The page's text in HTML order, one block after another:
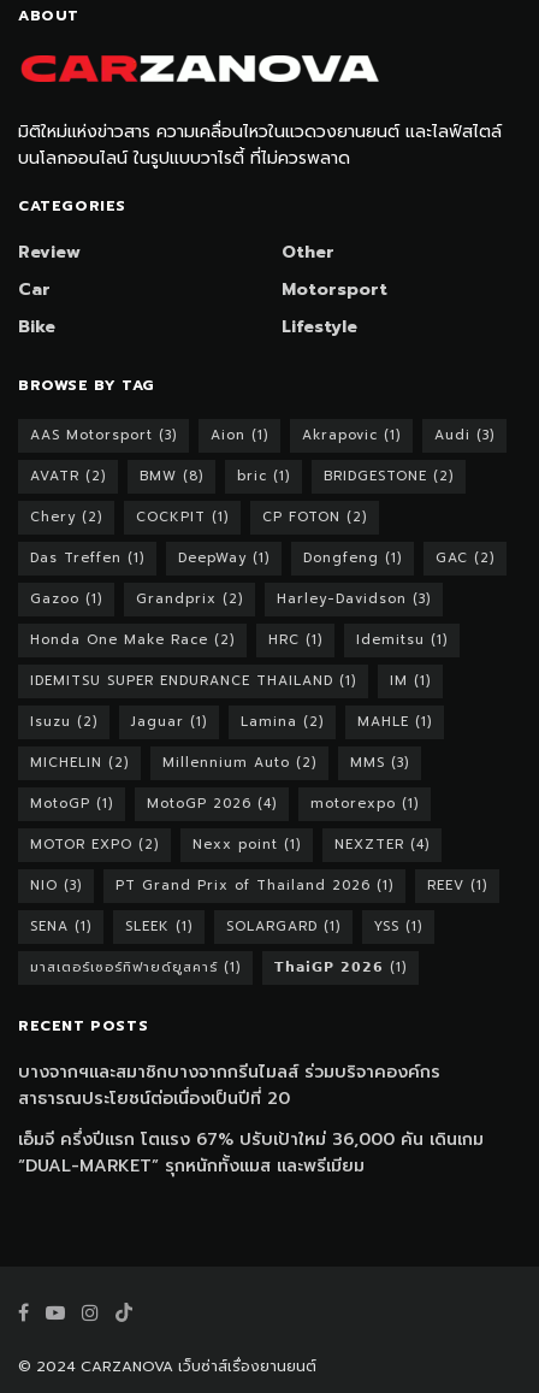
ABOUT
มิติใหม่แห่งข่าวสาร ความเคลื่อนไหวในแวดวงยานยนต์ และไลฟ์สไตล์
บนโลกออนไลน์ ในรูปแบบวาไรตี้ ที่ไม่ควรพลาด
CATEGORIES
Review
Car
Bike
Other
Motorsport
Lifestyle
BROWSE BY TAG
AAS Motorsport (3) Aion (1) Akrapovic (1) Audi (3)
AVATR (2) BMW (8) bric (1) BRIDGESTONE (2)
Chery (2) COCKPIT (1) CP FOTON (2)
Das Treffen (1) DeepWay (1) Dongfeng (1) GAC (2)
Gazoo (1) Grandprix (2) Harley-Davidson (3)
Honda One Make Race (2) HRC (1) Idemitsu (1)
IDEMITSU SUPER ENDURANCE THAILAND (1) IM (1)
Isuzu (2) Jaguar (1) Lamina (2) MAHLE (1)
MICHELIN (2) Millennium Auto (2) MMS (3)
MotoGP (1) MotoGP 2026 (4) motorexpo (1)
MOTOR EXPO (2) Nexx point (1) NEXZTER (4)
NIO (3) PT Grand Prix of Thailand 2026 (1) REEV (1)
SENA (1) SLEEK (1) SOLARGARD (1) YSS (1)
มาสเตอร์เซอร์ทิฟายด์ยูสคาร์ (1) 𝗧𝗵𝗮𝗶𝗚𝗣 𝟮𝟬𝟮𝟲 (1)
RECENT POSTS
บางจากฯและสมาชิกบางจากกรีนไมลส์ ร่วมบริจาคองค์กร
สาธารณประโยชน์ต่อเนื่องเป็นปีที่ 20
เอ็มจี ครึ่งปีแรก โตแรง 67% ปรับเป้าใหม่ 36,000 คัน เดินเกม
“DUAL-MARKET” รุกหนักทั้งแมส และพรีเมียม
© 2024 CARZANOVA เว็บซ่าส์เรื่องยานยนต์